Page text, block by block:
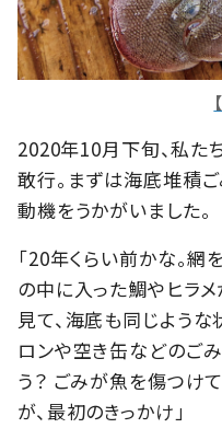
2020年10月下旬、私た
敢行。まずは海底堆積
動機をうかがいました。
「20年くらい前かな。
の中に入った鯛やヒラ
見て、海底も同じよう
ロンや空き缶などのご
う？ ごみが魚を傷つけ
が、最初のきっかけ」